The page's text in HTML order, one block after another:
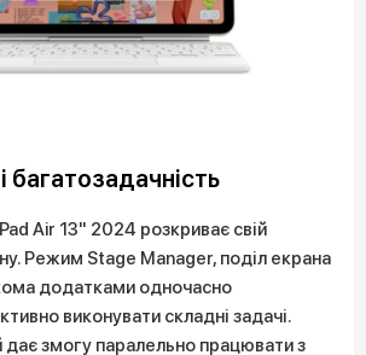
багатозадачність
Air 13" 2024 розкриває свій
Режим Stage Manager, поділ екрана
додатками одночасно
виконувати складні задачі.
змогу паралельно працювати з